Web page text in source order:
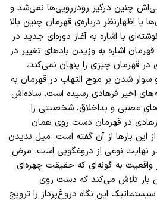
چنین درگیر رودررویی‌ها نمی‌شد و
با اظهارنظر درباره‌ی قهرمان چنین بالا
با اشاره به آغاز دوره‌ای جدید در
اشاره به وزیدن باد‌های تغییر در
در قهرمان چیزی را پنهان نمی‌کند،
سوار شدن بر موج التهاب در قهرمان‌ به
اخیر فرهادی رسیده است. ساده‌اش
عصبی و بداخلاق، شخصیتی را
در قهرمان دست روی همان
بار‌ها از آن گفته است. میل ندیدن
نهایت نوعی از دروغگویی است. مرض
به گونه‌ای که حقیقت چهره‌ای
بار تلاش می‌کند که دست روی
این نگاه دروغ‌پرداز را ترویج